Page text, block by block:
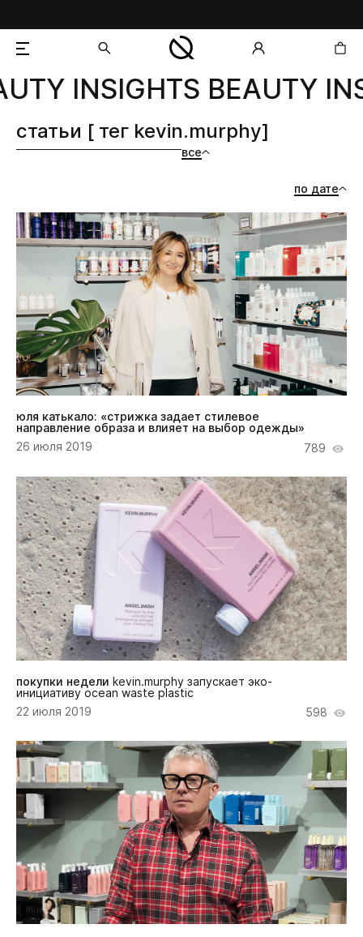
добавлен в корзину
INSIGHTS BEAUTY
все
статьи [ тег kevin.murphy]
по дате
юля катькало: «стрижка задает стилевое
направление образа и влияет на выбор одежды»
26 июля 2019
789
покупки недели kevin.murphy запускает эко-
инициативу ocean waste plastic
22 июля 2019
598